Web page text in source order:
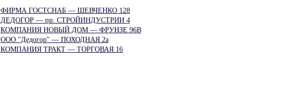
ФИРМА ГОСТСНАБ — ШЕВЧЕНКО 128
ДЕДОГОР — пр. СТРОЙИНДУСТРИИ 4
КОМПАНИЯ НОВЫЙ ДОМ — ФРУНЗЕ 96В
ООО "Дедогор" — ПОХОДНАЯ 2а
КОМПАНИЯ ТРАКТ — ТОРГОВАЯ 16